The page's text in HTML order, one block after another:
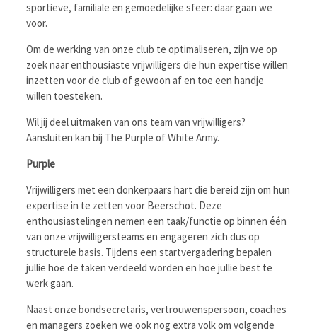
sportieve, familiale en gemoedelijke sfeer: daar gaan we
voor.
Om de werking van onze club te optimaliseren, zijn we op
zoek naar enthousiaste vrijwilligers die hun expertise willen
inzetten voor de club of gewoon af en toe een handje
willen toesteken.
Wil jij deel uitmaken van ons team van vrijwilligers?
Aansluiten kan bij The Purple of White Army.
Purple
Vrijwilligers met een donkerpaars hart die bereid zijn om hun
expertise in te zetten voor Beerschot. Deze
enthousiastelingen nemen een taak/functie op binnen één
van onze vrijwilligersteams en engageren zich dus op
structurele basis. Tijdens een startvergadering bepalen
jullie hoe de taken verdeeld worden en hoe jullie best te
werk gaan.
Naast onze bondsecretaris, vertrouwenspersoon, coaches
en managers zoeken we ook nog extra volk om volgende